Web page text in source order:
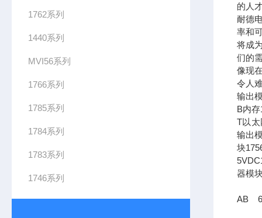
1762系列
1440系列
MVI56系列
1766系列
1785系列
1784系列
1783系列
1746系列
的人
耐德
率和
将成
们的
像现
令人
输出
B内
T以太
输出
块
器模
AB 6